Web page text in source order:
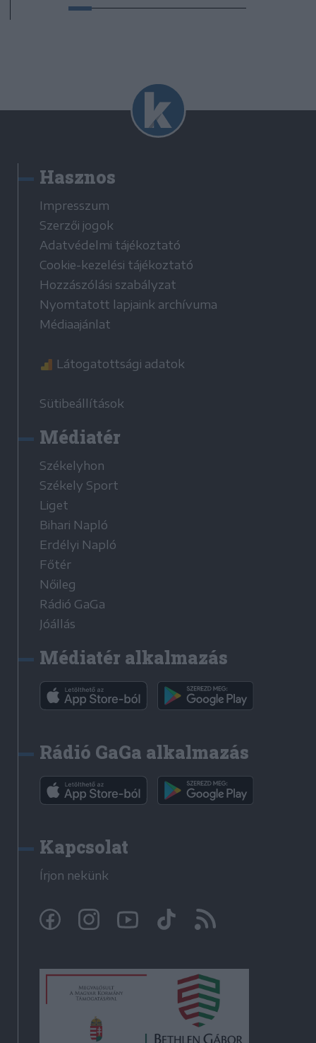
Hasznos
Impresszum
Szerzői jogok
Adatvédelmi tájékoztató
Cookie-kezelési tájékoztató
Hozzászólási szabályzat
Nyomtatott lapjaink archívuma
Médiaajánlat
Látogatottsági adatok
Sütibeállítások
Médiatér
Székelyhon
Székely Sport
Liget
Bihari Napló
Erdélyi Napló
Főtér
Nőileg
Rádió GaGa
Jóállás
Médiatér alkalmazás
Rádió GaGa alkalmazás
Kapcsolat
Írjon nekünk